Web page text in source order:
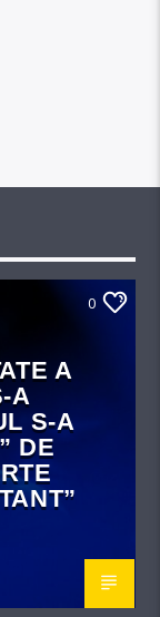
0
A
A
S-A
DE